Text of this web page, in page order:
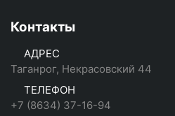
Контакты
АДРЕС
Таганрог, Некрасовский 44
ТЕЛЕФОН
+7 (8634) 37-16-94